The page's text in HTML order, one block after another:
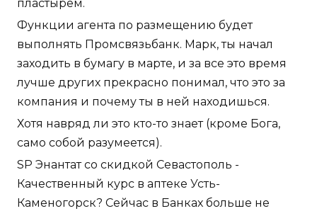
пластырем.
Функции агента по размещению будет
выполнять Промсвязьбанк. Марк, ты начал
заходить в бумагу в марте, и за все это время
лучше других прекрасно понимал, что это за
компания и почему ты в ней находишься.
Хотя навряд ли это кто-то знает (кроме Бога,
само собой разумеется).
SP Энантат со скидкой Севастополь -
Качественный курс в аптеке Усть-
Каменогорск? Сейчас в Банках больше не